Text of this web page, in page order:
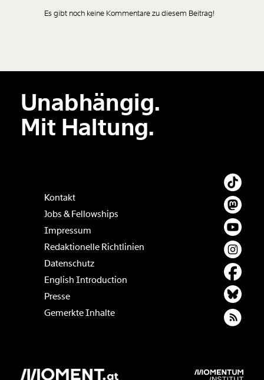
Der Inhalt dieses Feldes wird nicht öffentlich zugänglich angezeigt.
Es gibt noch keine Kommentare zu diesem Beitrag!
Unabhängig.
Mit Haltung.
Kontakt
Jobs & Fellowships
Impressum
Redaktionelle Richtlinien
Datenschutz
English Introduction
Presse
Gemerkte Inhalte